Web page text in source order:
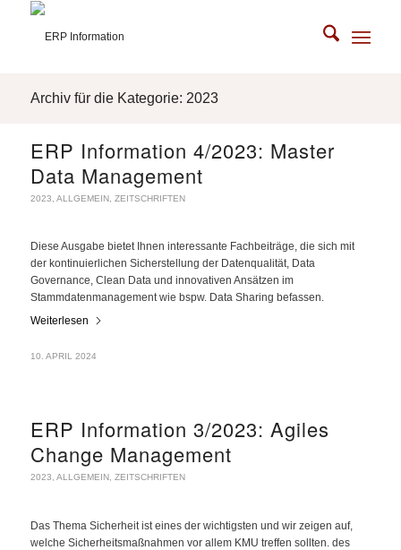
Archiv für die Kategorie: 2023
ERP Information 4/2023: Master
Data Management
2023 ALLGEMEIN, ZEITSCHRIFTEN
Diese Ausgabe bietet Ihnen interessante Fachbeiträge, die sich mit
der kontinuierlichen Sicherstellung der Datenqualität, Data
Governance, Clean Data und innovativen Ansätzen im
Stammdatenmanagement wie bspw. Data Sharing befassen.
Weiterlesen
10. APRIL 2024
ERP Information 3/2023: Agiles
Change Management
2023, ALLGEMEIN, ZEITSCHRIFTEN
Das Thema Sicherheit ist eines der wichtigsten und wir zeigen auf,
welche Sicherheitsmaßnahmen vor allem KMU treffen sollten. des